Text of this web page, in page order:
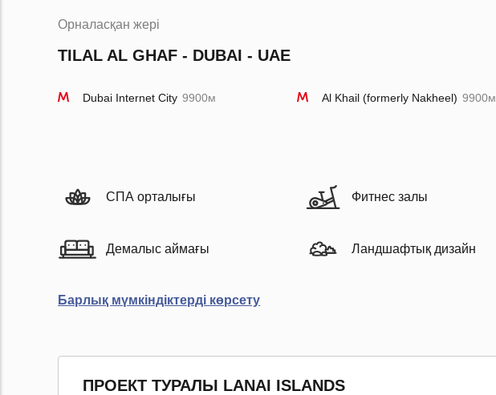
Орналасқан жері
TILAL AL GHAF - DUBAI - UAE
Dubai Internet City 9900м Al Khail (formerly Nakheel) 9900м
СПА орталығы Фитнес залы
Демалыс аймағы Ландшафтық дизайн
Барлық мүмкіндіктерді көрсету
ПРОЕКТ ТУРАЛЫ LANAI ISLANDS